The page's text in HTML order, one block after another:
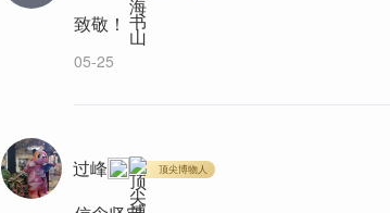
致敬！
05-25
过峰 顶尖博物人